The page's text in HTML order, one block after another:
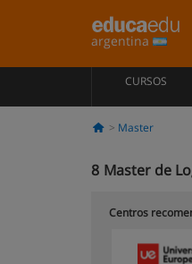
argentina
CURSOS
Master
8 Master de
Centros